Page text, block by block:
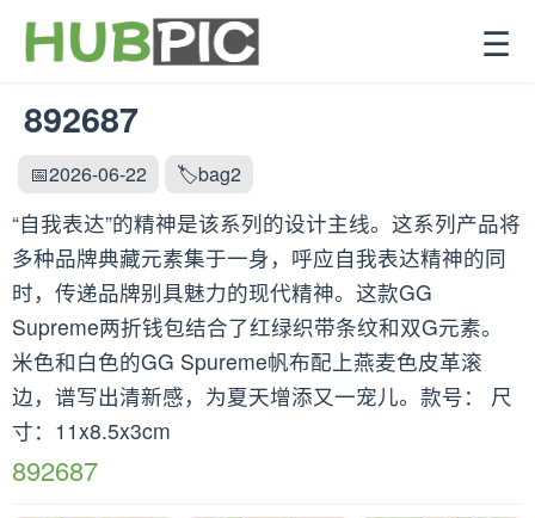
☰
892687
📅2026-06-22 🏷️bag2
“自我表达”的精神是该系列的设计主线。这系列产品将
多种品牌典藏元素集于一身，呼应自我表达精神的同
时，传递品牌别具魅力的现代精神。这款GG
Supreme两折钱包结合了红绿织带条纹和双G元素。
米色和白色的GG Spureme帆布配上燕麦色皮革滚
边，谱写出清新感，为夏天增添又一宠儿。款号： 尺
寸：11x8.5x3cm
892687